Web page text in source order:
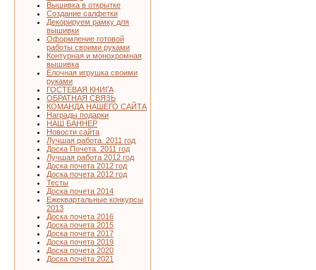
Вышивка в открытке
Создание салфетки
Декорируем рамку для
вышивки
Оформление готовой
работы своими руками
Контурная и монохромная
вышивка
Елочная игрушка своими
руками
ГОСТЕВАЯ КНИГА
ОБРАТНАЯ СВЯЗЬ
КОМАНДА НАШЕГО САЙТА
Награды подарки
НАШ БАННЕР
Новости сайта
Лучшая работа. 2011 год
Доска Почета. 2011 год
Лучшая работа 2012 год
Доска почета 2012 год
Доска почета 2012 год
Тесты
Доска почета 2014
Ежеквартальные конкурсы
2013
Доска почета 2016
Доска почета 2015
Доска почета 2017
Доска почета 2019
Доска почета 2020
Доска почёта 2021